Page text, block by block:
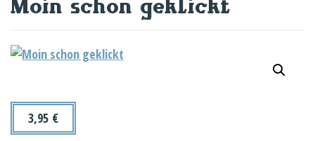
Moin schon geklickt
3,95 €